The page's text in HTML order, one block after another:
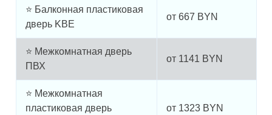
⭐ Балконная пластиковая
дверь KBE
от 667 BYN
⭐ Межкомнатная дверь
ПВХ
от 1141 BYN
⭐ Межкомнатная
пластиковая дверь
от 1323 BYN